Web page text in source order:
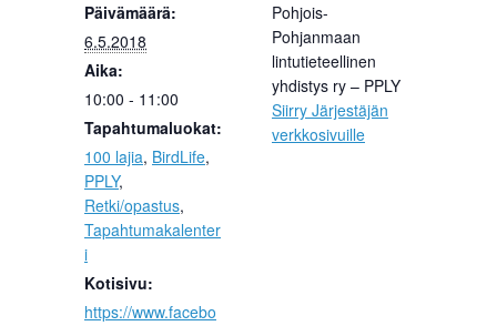
Päivämäärä:
6.5.2018
Aika:
10:00 - 11:00
Tapahtumaluokat:
100 lajia, BirdLife,
PPLY,
Retki/opastus,
Tapahtumakalenter
i
Kotisivu:
https://www.facebo
Pohjois-
Pohjanmaan
lintutieteellinen
yhdistys ry – PPLY
Siirry Järjestäjän
verkkosivuille